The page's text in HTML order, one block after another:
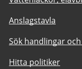
Anslagstavla
Sök handlingar
Hitta politiker